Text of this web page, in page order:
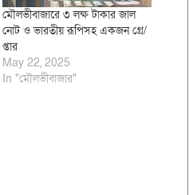
মৌলভীবাজারে ৩ লক্ষ টাকার জাল
নোট ও ভারতীয় রূপিসহ একজন গ্রে/
প্তার
May 22, 2025
In "মৌলভীবাজার"